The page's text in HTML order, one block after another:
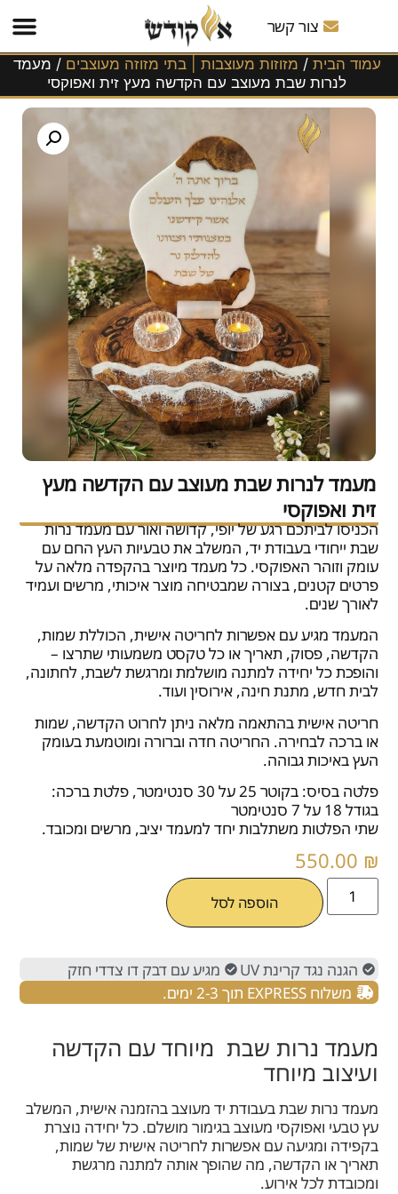
צור קשר
עמוד הבית / מזוזות מעוצבות | בתי מזוזה מעוצבים / מעמד
לנרות שבת מעוצב עם הקדשה מעץ זית ואפוקסי
מעמד לנרות שבת מעוצב עם הקדשה מעץ
זית ואפוקסי
הכניסו לביתכם רגע של יופי, קדושה ואור עם מעמד נרות
שבת ייחודי בעבודת יד, המשלב את טבעיות העץ החם עם
עומק וזוהר האפוקסי. כל מעמד מיוצר בהקפדה מלאה על
פרטים קטנים, בצורה שמבטיחה מוצר איכותי, מרשים ועמיד
לאורך שנים.
המעמד מגיע עם אפשרות לחריטה אישית, הכוללת שמות,
הקדשה, פסוק, תאריך או כל טקסט משמעותי שתרצו –
והופכת כל יחידה למתנה מושלמת ומרגשת לשבת, לחתונה,
לבית חדש, מתנת חינה, אירוסין ועוד.
חריטה אישית בהתאמה מלאה ניתן לחרוט הקדשה, שמות
או ברכה לבחירה. החריטה חדה וברורה ומוטמעת בעומק
העץ באיכות גבוהה.
פלטה בסיס: בקוטר 25 על 30 סנטימטר, פלטת ברכה:
בגודל 18 על 7 סנטימטר
שתי הפלטות משתלבות יחד למעמד יציב, מרשים ומכובד.
550.00 ₪
הוספה לסל
הגנה נגד קרינת UV
מגיע עם דבק דו צדדי חזק
משלוח EXPRESS תוך 2-3 ימים.
מעמד נרות שבת מיוחד עם הקדשה
ועיצוב מיוחד
מעמד נרות שבת בעבודת יד מעוצב בהזמנה אישית, המשלב
עץ טבעי ואפוקסי מעוצב בגימור מושלם. כל יחידה נוצרת
בקפידה ומגיעה עם אפשרות לחריטה אישית של שמות,
תאריך או הקדשה, מה שהופך אותה למתנה מרגשת
ומכובדת לכל אירוע.